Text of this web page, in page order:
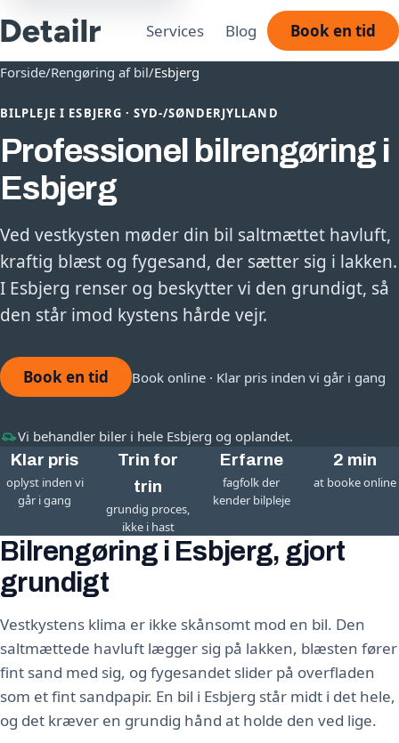
Services Blog Book en tid
Forside/Rengøring af bil/Esbjerg
BILPLEJE I ESBJERG · SYD-/SØNDERJYLLAND
Professionel bilrengøring i
Esbjerg
Ved vestkysten møder din bil saltmættet havluft,
kraftig blæst og fygesand, der sætter sig i lakken.
I Esbjerg renser og beskytter vi den grundigt, så
den står imod kystens hårde vejr.
Book en tid Book online · Klar pris inden vi går i gang
Vi behandler biler i hele Esbjerg og oplandet.
Klar pris
oplyst inden vi
går i gang
Trin for
trin
grundig proces,
ikke i hast
Erfarne
fagfolk der
kender bilpleje
2 min
at booke online
Bilrengøring i Esbjerg, gjort
grundigt
Vestkystens klima er ikke skånsomt mod en bil. Den
saltmættede havluft lægger sig på lakken, blæsten fører
fint sand med sig, og fygesandet slider på overfladen
som et fint sandpapir. En bil i Esbjerg står midt i det hele,
og det kræver en grundig hånd at holde den ved lige.